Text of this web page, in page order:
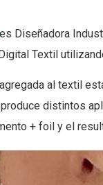
es Diseñadora
Textil
al textil
distintos
+ foil y el